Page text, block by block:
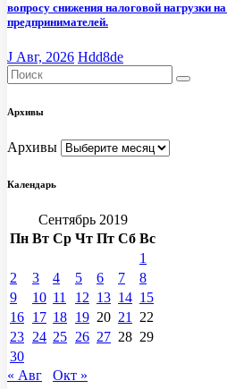
вопросу снижения налоговой нагрузки
предпринимателей.
J Авг, 2026 Hdd8de
Архивы
Архивы
Календарь
Сентябрь 2019
Пн Вт Ср Чт Пт Сб Вс
1
2
3 4 5 6 7
8
9
10 11 12 13 14 15
16 17 18 19 20 21
22
23 24 25 26 27 28 29
30
« Авг
Окт »